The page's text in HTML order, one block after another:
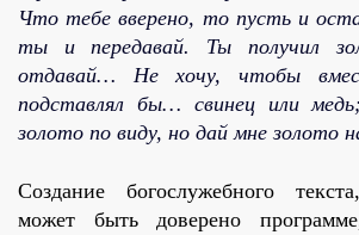
Что тебе вверено, то пусть и
ты и передавай. Ты получил
отдавай… Не хочу, чтобы
подставлял бы… свинец или
золото по виду, но дай мне золото
Создание богослужебного
может быть доверено